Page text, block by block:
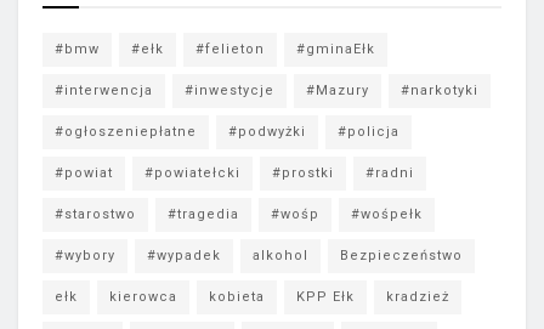
#bmw #ełk #felieton #gminaEłk
#interwencja #inwestycje #Mazury #narkotyki
#ogłoszeniepłatne #podwyżki #policja
#powiat #powiatełcki #prostki #radni
#starostwo #tragedia #wośp #wośpełk
#wybory #wypadek alkohol Bezpieczeństwo
ełk kierowca kobieta KPP Ełk kradzież